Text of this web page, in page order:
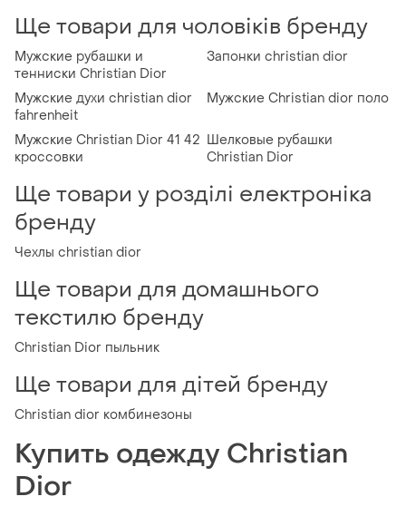
Ще товари для чоловіків бренду
Мужские рубашки и
тенниски Christian Dior
Запонки christian dior
Мужские духи christian dior
fahrenheit
Мужские Christian dior поло
Мужские Christian Dior 41 42
кроссовки
Шелковые рубашки
Christian Dior
Ще товари у розділі електроніка
бренду
Чехлы christian dior
Ще товари для домашнього
текстилю бренду
Christian Dior пыльник
Ще товари для дітей бренду
Christian dior комбинезоны
Купить одежду Christian
Dior